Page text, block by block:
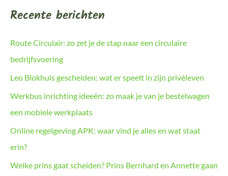
Recente berichten
Route Circulair: zo zet je de stap naar een circulaire
bedrijfsvoering
Leo Blokhuis gescheiden: wat er speelt in zijn privéleven
Werkbus inrichting ideeën: zo maak je van je bestelwagen
een mobiele werkplaats
Online regelgeving APK: waar vind je alles en wat staat
erin?
Welke prins gaat scheiden? Prins Bernhard en Annette gaan